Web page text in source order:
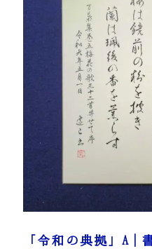
「令和の典拠」A｜